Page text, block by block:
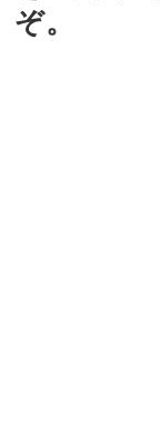
ぞ。